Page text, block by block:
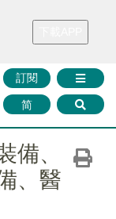
財華證券 媒體矩陣
訂閱
简
備、
、醫